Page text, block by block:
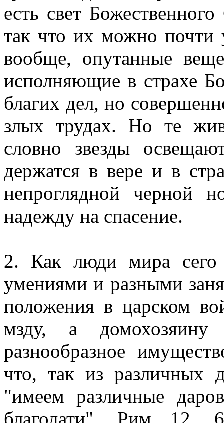
есть свет
так что их можно почти
вообще, опутанные
исполняющие в страхе
благих дел, но
злых трудах. Но те
словно звезды
держатся в вере и в
непроглядной черной
надежду на спасение.
2. Как люди мира сего
умениями и разными
положения в царском
мзду, а домохозяину
разнообразное
что, так из различных
"имеем различные
благодати", Рим 12,